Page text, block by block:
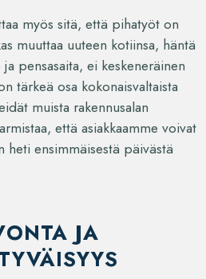
myös sitä, että pihatyöt on
muuttaa uuteen kotiinsa, häntä
pensasaita, ei keskeneräinen
tärkeä osa kokonaisvaltaista
muista rakennusalan
että asiakkaamme voivat
heti ensimmäisestä päivästä
JA